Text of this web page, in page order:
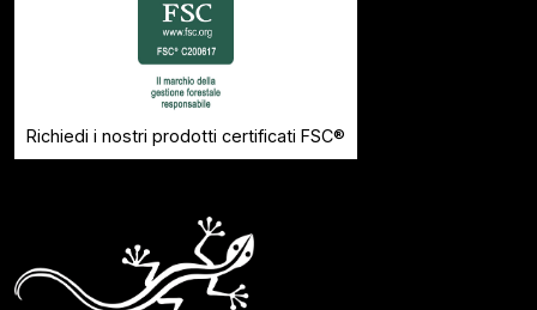
Richiedi i nostri prodotti certificati FSC®